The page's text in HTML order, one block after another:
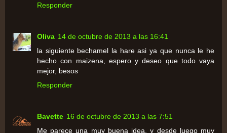
Responder
Oliva 14 de octubre de 2013 a las 16:41
la siguiente bechamel la hare asi ya que nunca le he
hecho con maizena, espero y deseo que todo vaya
mejor, besos
Responder
Bavette 16 de octubre de 2013 a las 7:51
Me parece una muy buena idea, y desde luego muy